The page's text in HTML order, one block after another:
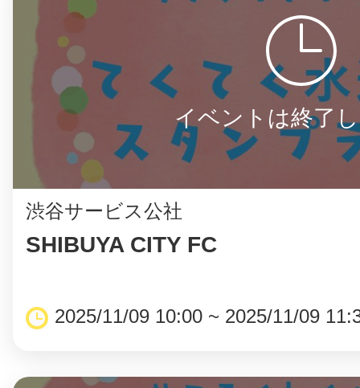
イベントは終了
渋谷サービス公社
SHIBUYA CITY FC
2025/11/09 10:00 ~ 2025/11/09
プライバシーポ
©︎ KAYAC Inc.